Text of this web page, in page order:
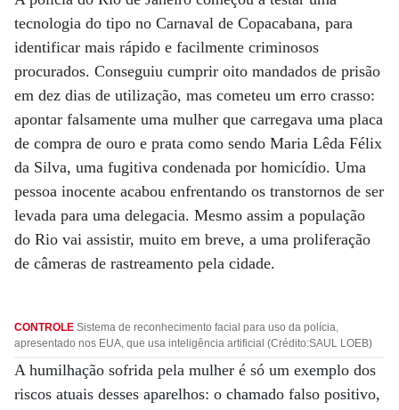
tecnologia do tipo no Carnaval de Copacabana, para
identificar mais rápido e facilmente criminosos
procurados. Conseguiu cumprir oito mandados de prisão
em dez dias de utilização, mas cometeu um erro crasso:
apontar falsamente uma mulher que carregava uma placa
de compra de ouro e prata como sendo Maria Lêda Félix
da Silva, uma fugitiva condenada por homicídio. Uma
pessoa inocente acabou enfrentando os transtornos de ser
levada para uma delegacia. Mesmo assim a população
do Rio vai assistir, muito em breve, a uma proliferação
de câmeras de rastreamento pela cidade.
CONTROLE Sistema de reconhecimento facial para uso da polícia,
apresentado nos EUA, que usa inteligência artificial (Crédito:SAUL LOEB)
A humilhação sofrida pela mulher é só um exemplo dos
riscos atuais desses aparelhos: o chamado falso positivo,